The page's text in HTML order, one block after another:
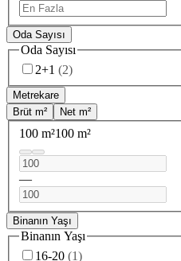
Oda Sayısı
Oda Sayısı
2+1 (2)
Metrekare
Brüt m²
Net m²
100 m²100 m²
—
Binanın Yaşı
Binanın Yaşı
16-20 (1)